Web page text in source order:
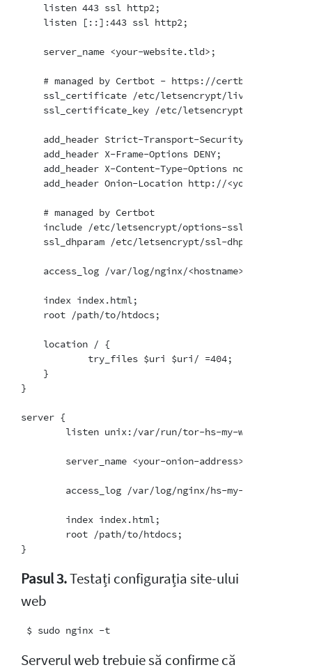
    listen 443 ssl http2;
    listen [::]:443 ssl http2;
    server_name <your-website.tld>;
    # managed by Certbot - https://certbot.eff.org/
ssl_certificate /etc/letsencrypt/live/
ssl_certificate_key /etc/letsencrypt/live/
add_header Strict-Transport-Security "max-
    add_header X-Frame-Options DENY;
    add_header X-Content-Type-Options nosniff;
add_header Onion-Location http://<your-onion-
    # managed by Certbot
    include /etc/letsencrypt/options-ssl-nginx.conf;
    ssl_dhparam /etc/letsencrypt/ssl-dhparams.pem;
    access_log /var/log/nginx/<hostname>-access.log;
    index index.html;
    root /path/to/htdocs;
    location / {
            try_files $uri $uri/ =404;
    }
}
server {
        listen unix:/var/run/tor-hs-my-website.sock;
        server_name <your-onion-address>.onion;
        access_log /var/log/nginx/hs-my-website.log;
        index index.html;
        root /path/to/htdocs;
Pasul 3.Testați configurația site-ului
web
Serverul web trebuie să confirme că